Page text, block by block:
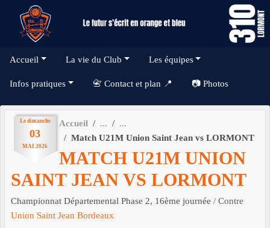
Accueil La vie du Club Les équipes
Infos pratiques 📇 Contact et plan 📍 📷 Photos
Le dimanche
03
MAI 2026
Accueil
Match U21M Union Saint Jean vs LORMONT
MATCH U21M UNION
SAINT JEAN VS LORMONT
Championnat Départemental Phase 2, 16ème journée / Contre
Union Saint Jean Bordeaux
Panneau de gestion des cookies